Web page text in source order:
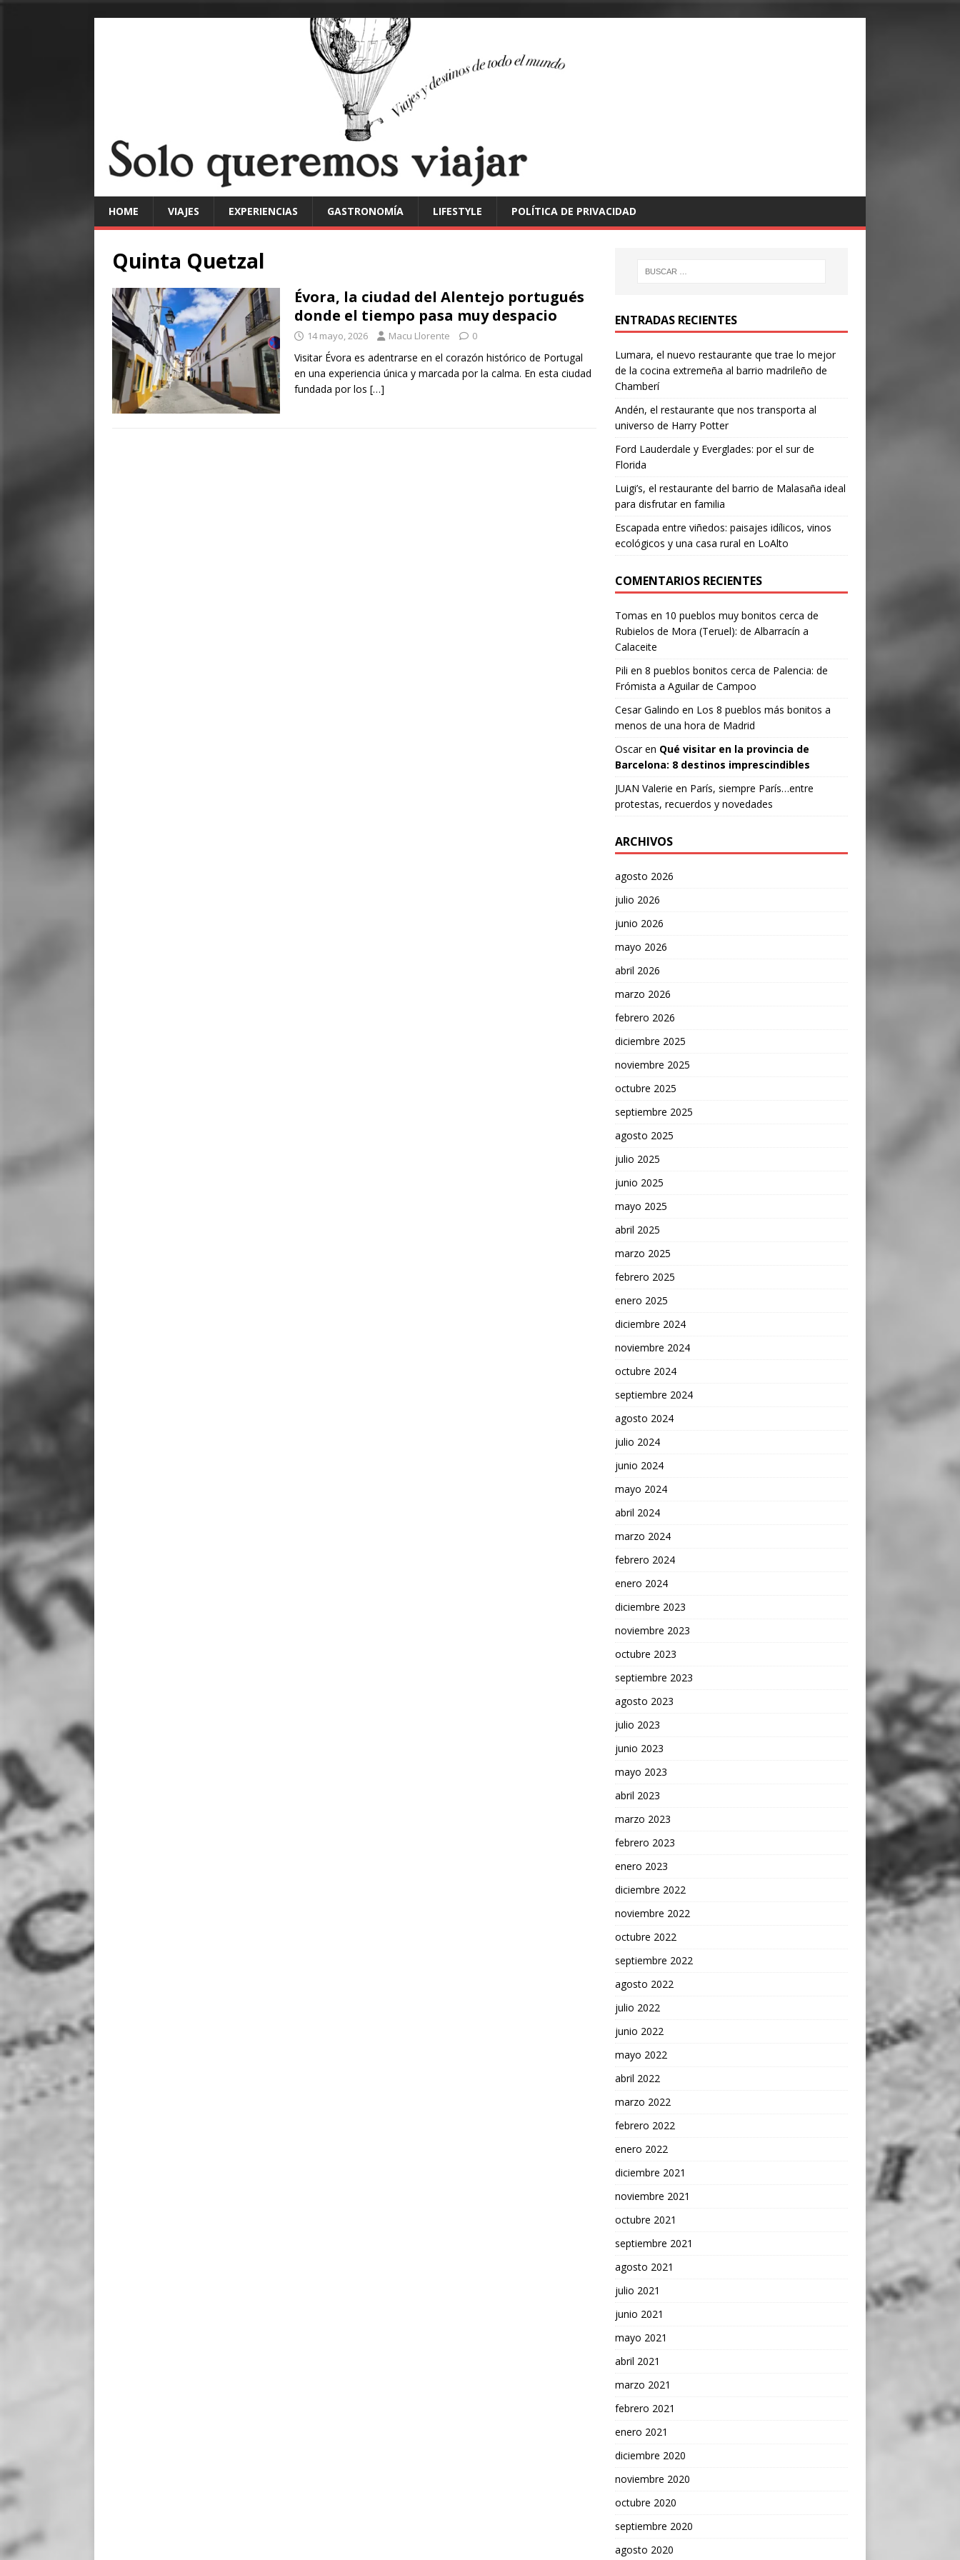
HOME VIAJES EXPERIENCIAS GASTRONOMÍA LIFESTYLE POLÍTICA DE PRIVACIDAD
Quinta Quetzal
Évora, la ciudad del Alentejo portugués
donde el tiempo pasa muy despacio
14 mayo, 2026 Macu Llorente 0
Visitar Évora es adentrarse en el corazón histórico de Portugal
en una experiencia única y marcada por la calma. En esta ciudad
fundada por los […]
ENTRADAS RECIENTES
Lumara, el nuevo restaurante que trae lo mejor
de la cocina extremeña al barrio madrileño de
Chamberí
Andén, el restaurante que nos transporta al
universo de Harry Potter
Ford Lauderdale y Everglades: por el sur de
Florida
Luigi’s, el restaurante del barrio de Malasaña ideal
para disfrutar en familia
Escapada entre viñedos: paisajes idílicos, vinos
ecológicos y una casa rural en LoAlto
COMENTARIOS RECIENTES
Tomas en 10 pueblos muy bonitos cerca de
Rubielos de Mora (Teruel): de Albarracín a
Calaceite
Pili en 8 pueblos bonitos cerca de Palencia: de
Frómista a Aguilar de Campoo
Cesar Galindo en Los 8 pueblos más bonitos a
menos de una hora de Madrid
Oscaren Qué visitar en la provincia de
Barcelona: 8 destinos imprescindibles
JUAN Valerie en París, siempre París…entre
protestas, recuerdos y novedades
ARCHIVOS
agosto 2026
julio 2026
junio 2026
mayo 2026
abril 2026
marzo 2026
febrero 2026
diciembre 2025
noviembre 2025
octubre 2025
septiembre 2025
agosto 2025
julio 2025
junio 2025
mayo 2025
abril 2025
marzo 2025
febrero 2025
enero 2025
diciembre 2024
noviembre 2024
octubre 2024
septiembre 2024
agosto 2024
julio 2024
junio 2024
mayo 2024
abril 2024
marzo 2024
febrero 2024
enero 2024
diciembre 2023
noviembre 2023
octubre 2023
septiembre 2023
agosto 2023
julio 2023
junio 2023
mayo 2023
abril 2023
marzo 2023
febrero 2023
enero 2023
diciembre 2022
noviembre 2022
octubre 2022
septiembre 2022
agosto 2022
julio 2022
junio 2022
mayo 2022
abril 2022
marzo 2022
febrero 2022
enero 2022
diciembre 2021
noviembre 2021
octubre 2021
septiembre 2021
agosto 2021
julio 2021
junio 2021
mayo 2021
abril 2021
marzo 2021
febrero 2021
enero 2021
diciembre 2020
noviembre 2020
octubre 2020
septiembre 2020
agosto 2020